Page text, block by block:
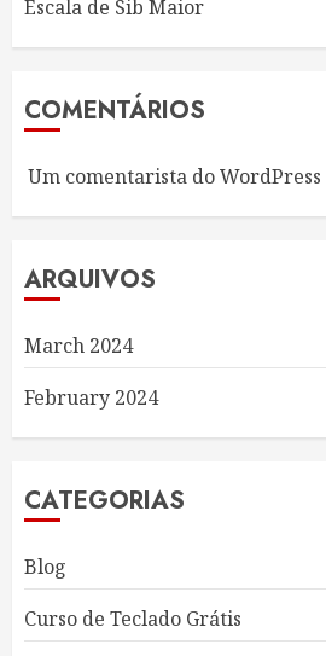
Escala de Sib Maior
COMENTÁRIOS
Um comentarista do WordPress
ARQUIVOS
March 2024
February 2024
CATEGORIAS
Blog
Curso de Teclado Grátis